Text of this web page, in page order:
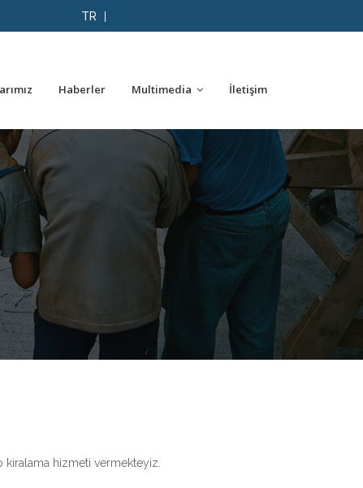
TR
Haberler Multimedia İletişim
kiralama hizmeti vermekteyiz.